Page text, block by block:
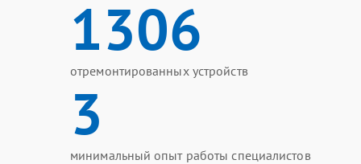
1306
отремонтированных устройств
3
минимальный опыт работы специалистов